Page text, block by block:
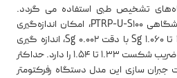
تشخیص طبی استفاده می گردد.
دستگاه رفرکتومتر پرتابل آزمایشگاهی PTRP-U-S100، امکان اندازه‌گیری
وزن مخصوص ادرار با رنج 1.000 تا Sg 1.060 با دقت Sg 0.002، اندازه گیری
پروتئین سرم با رنج 0 تا 12 g/dl و ضریب شکست 1.33 تا 1.54 را دارد. حداکثر
سازی این مدل دستگاه رفرکتومتر